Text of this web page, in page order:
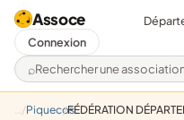
Assoce
Rechercher une
Connexion
PiquecosFÉDÉRATION